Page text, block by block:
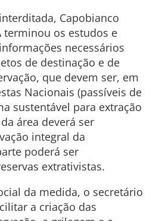
Capobianco
terminou os estudos e
necessários
de destinação e de
que devem ser, em
Nacionais (passíveis de
sustentável para extração
área deverá ser
integral da
poderá ser
extrativistas.
da medida, o secretário
a criação das